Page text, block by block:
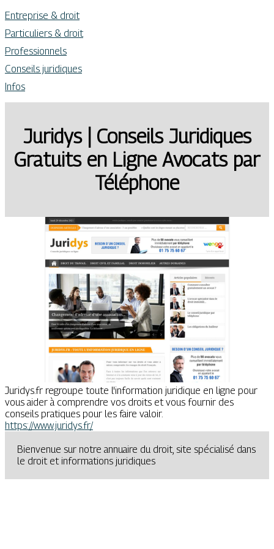
Entreprise & droit
Particuliers & droit
Professionnels
Conseils juridiques
Infos
Juridys | Conseils Juridiques
Gratuits en Ligne Avocats par
Téléphone
Juridys.fr regroupe toute l'information juridique en ligne pour
vous aider à comprendre vos droits et vous fournir des
conseils pratiques pour les faire valoir.
https://www.juridys.fr/
Bienvenue sur notre annuaire du droit, site spécialisé dans
le droit et informations juridiques